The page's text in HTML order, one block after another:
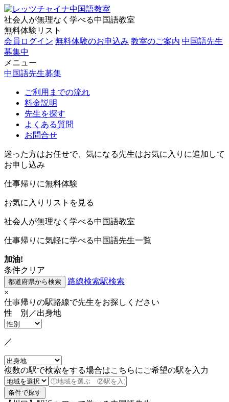
社会人が無理なく学べる中国語教室
無料体験リスト
会員ログイン 無料体験のお申込み 教室のご案内 中国語先生
募集中
メニュー
中国語先生募集
ご利用までの流れ
料金説明
先生を探す
よくある質問
お問合せ
迷った方はお任せで、気になる先生はお気に入りに追加して
お申し込み
仕事帰りに無料体験
お気に入りリストを見る
社会人が無理なく学べる中国語教室
仕事帰りに気軽に学べる中国語先生一覧
加油!
条件クリア
路線検索駅検索
×
仕事帰りの駅路線で先生をお探しください
性 別／出身地
／
複数の駅で検索をする場合はこちらにご希望の駅を入力